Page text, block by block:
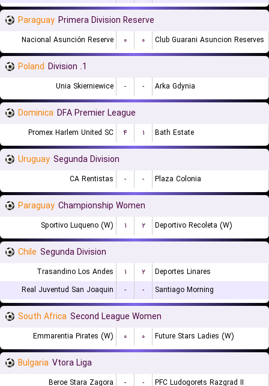
Paraguay Primera Division Reserve
Nacional Asunción Reserve ۰ ۰ Club Guarani Asuncion Reserves
Poland 1. Division
Unia Skierniewice - - Arka Gdynia
Dominica DFA Premier League
Promex Harlem United SC ۴ ۱ Bath Estate
Uruguay Segunda Division
CA Rentistas - - Plaza Colonia
Paraguay Championship Women
Sportivo Luqueno (W) ۱ ۲ Deportivo Recoleta (W)
Chile Segunda Division
Trasandino Los Andes ۱ ۲
Deportes Linares
Real Juventud San Joaquin
- - Santiago Morning
South Africa Second League Women
Emmarentia Pirates (W) ۰ ۰ Future Stars Ladies (W)
Bulgaria Vtora Liga
Beroe Stara Zagora - -
PFC Ludogorets Razgrad II